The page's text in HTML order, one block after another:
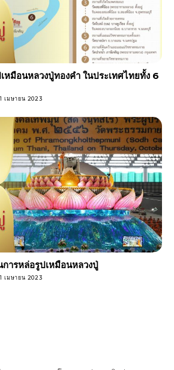
หมือนหลวงปู่ทองคำ ในประเทศไทยทั้ง 6
เมษายน 2023
การหล่อรูปเหมือนหลวงปู่
เมษายน 2023